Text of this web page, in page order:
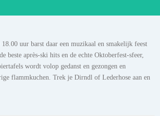
uur barst daar een muzikaal en smakelijk feest
après-ski hits en de echte Oktoberfest-sfeer,
wordt volop gedanst en gezongen en
flammkuchen. Trek je Dirndl of Lederhose aan en